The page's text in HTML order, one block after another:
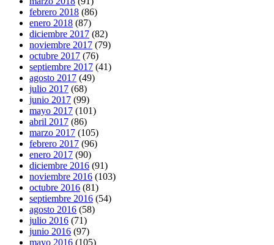
febrero 2018 (86)
enero 2018 (87)
diciembre 2017 (82)
noviembre 2017 (79)
octubre 2017 (76)
septiembre 2017 (41)
agosto 2017 (49)
julio 2017 (68)
junio 2017 (99)
mayo 2017 (101)
abril 2017 (86)
marzo 2017 (105)
febrero 2017 (96)
enero 2017 (90)
diciembre 2016 (91)
noviembre 2016 (103)
octubre 2016 (81)
septiembre 2016 (54)
agosto 2016 (58)
julio 2016 (71)
junio 2016 (97)
mayo 2016 (105)